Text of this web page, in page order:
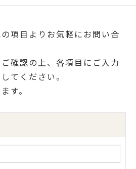
項目よりお気軽にお問い合
確認の上、各項目にご入力
てください。
す。